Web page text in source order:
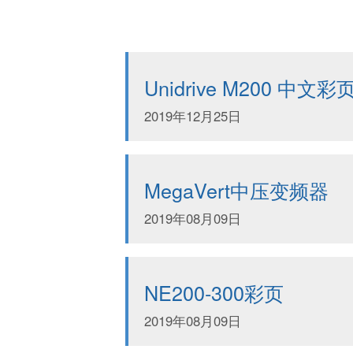
Unidrive M200 中文彩
2019年12月25日
MegaVert中压变频器
2019年08月09日
NE200-300彩页
2019年08月09日